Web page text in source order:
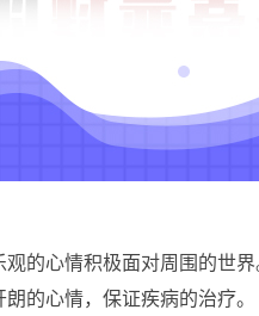
心情积极面对周围的世界
的心情，保证疾病的治疗。